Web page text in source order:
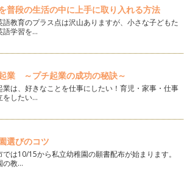
させてくれるのは自然界のものだけではあり
みだした和菓子もま…
も三寒四温の春分も七十二候の『櫻始開
らく）』も過ぎ、い…
った遊びは何ですか？好きだった遊びは何
和４０…
句』、ひなまつり！女の子の健やかな成長
ね。女の子がいる…
普段の生活の中に上手に取り入れる方法
語教育のプラス点は沢山ありますが、小さな子どもた
語学習を…
業 ～プチ起業の成功の秘訣～
業は、好きなことを仕事にしたい！育児・家事・仕事
をしたい…
選びのコツ
では10/15から私立幼稚園の願書配布が始まります。
の教…